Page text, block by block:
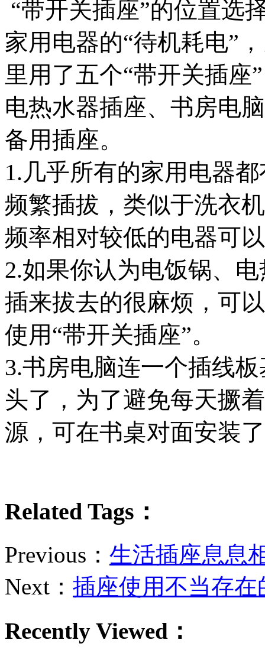
“带开关插座”的位置选
家用电器的“待机耗电”
里用了五个“带开关插座
电热水器插座、书房电
备用插座。
1.几乎所有的家用电器
频繁插拔，类似于洗衣
频率相对较低的电器可
2.如果你认为电饭锅、
插来拔去的很麻烦，可
使用“带开关插座”。
3.书房电脑连一个插线
头了，为了避免每天撅
源，可在书桌对面安装
Related Tags：
Previous： 生活插座息息
Next： 插座使用不当存
Recently Viewed：